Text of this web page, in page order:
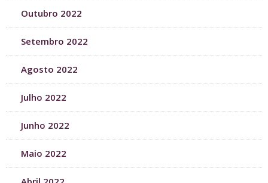
Outubro 2022
Setembro 2022
Agosto 2022
Julho 2022
Junho 2022
Maio 2022